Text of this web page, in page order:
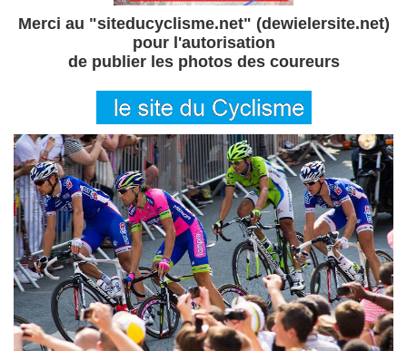
Merci au "siteducyclisme.net" (dewielersite.net)
pour l'autorisation
de publier les photos des coureurs